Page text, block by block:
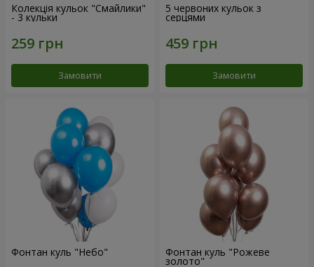
Колекція кульок "Смайлики"
- 3 кульки
Замовити
5 червоних кульок з
серцями
Замовити
Фонтан куль "Небо" Фонтан куль "Рожеве
золото"